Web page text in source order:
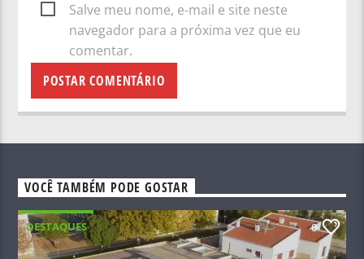
Salve meu nome, e-mail e site neste
navegador para a próxima vez que eu
comentar.
VOCÊ TAMBÉM PODE GOSTAR
DESTAQUES 0